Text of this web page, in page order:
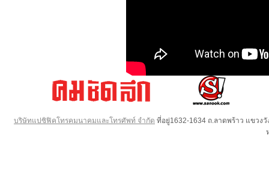
บริษัทแปซิฟิคโทรคมนาคมและโทรศัพท์ จำกัด ที่อยู่1632-1634 ถ.ลาดพร้าว แขวง